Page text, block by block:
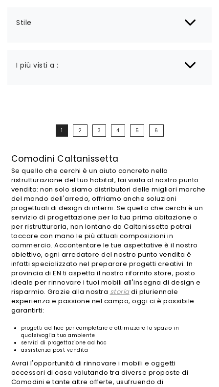
Stile
I più visti a :
1 2 3 4 5 6
Comodini Caltanissetta
Se quello che cerchi è un aiuto concreto nella
ristrutturazione del tuo habitat, fai visita al nostro punto
vendita: non solo siamo distributori delle migliori marche
del mondo dell'arredo, offriamo anche soluzioni
progettuali di design di interni. Se quello che cerchi è un
servizio di progettazione per la tua prima abitazione o
per ristrutturarla, non lontano da Caltanissetta potrai
toccare con mano le più attuali composizioni in
commercio. Accontentare le tue aspettative è il nostro
obiettivo, ogni arredatore del nostro punto vendita è
infatti specializzato nel preparare progetti creativi. In
provincia di EN ti aspetta il nostro rifornito store, posto
ideale per rinnovare i tuoi mobili all'insegna di design e
risparmio. Grazie alla nostra storiadi pluriennale
esperienza e passione nel campo, oggi ci è possibile
garantirti:
progetti ad hoc per completare e ottimizzare lo spazio in
qualsivoglia tuo ambiente
servizi di progettazione ad hoc
assistenza post vendita
Avrai l'opportunità di rinnovare i mobili e oggetti
accessori di casa valutando tra diverse proposte di
Comodini e tante altre offerte, usufruendo di